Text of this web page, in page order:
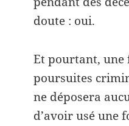
doute : oui.
Et pourtant, une
poursuites
ne déposera
d’avoir usé une